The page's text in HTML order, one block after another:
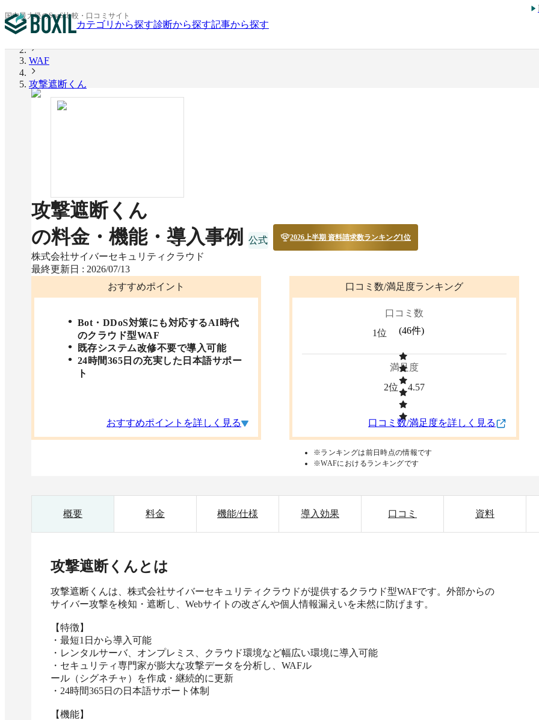
国内最大級のSaaS比較・口コミサイト
カテゴリから探す診断から探す記事から探す
WAF
攻撃遮断くん
攻撃遮断くん
の料金・機能・導入事例
2026上半期 資料請求数ランキング1位
株式会社サイバーセキュリティクラウド
最終更新日 : 2026/07/13
おすすめポイント
Bot・DDoS対策にも対応するAI時代
のクラウド型WAF
既存システム改修不要で導入可能
24時間365日の充実した日本語サポー
ト
おすすめポイントを詳しく見る
口コミ数/満足度ランキング
口コミ数
1位
(46件)
満足度
2位
4.57
口コミ数/満足度を詳しく見る
※ランキングは前日時点の情報です
※WAFにおけるランキングです
概要 料金 機能/仕様 導入効果 口コミ 資料
攻撃遮断くんとは
攻撃遮断くんは、株式会社サイバーセキュリティクラウドが提供するクラウド型WAFです。外部からの
サイバー攻撃を検知・遮断し、Webサイトの改ざんや個人情報漏えいを未然に防げます。
【特徴】
・最短1日から導入可能
・レンタルサーバ、オンプレミス、クラウド環境など幅広い環境に導入可能
・セキュリティ専門家が膨大な攻撃データを分析し、WAFル
ール（シグネチャ）を作成・継続的に更新
・24時間365日の日本語サポート体制
【機能】